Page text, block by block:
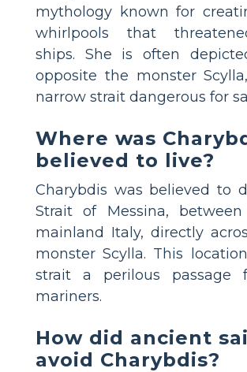
mythology known for
whirlpools that
ships. She is often
opposite the monster
narrow strait dangerous for
Where was
believed to live?
Charybdis was believed to
Strait of Messina,
mainland Italy, directly
monster Scylla. This
strait a perilous passage
mariners.
How did ancient
avoid Charybdis?